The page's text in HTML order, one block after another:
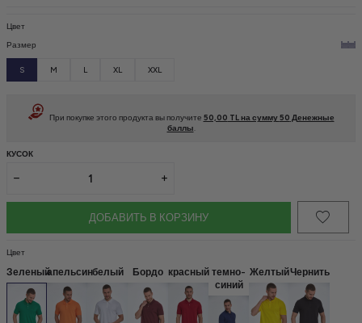
Цвет
Размер
S M L XL XXL
При покупке этого продукта вы получите 50,00 TL на сумму50 Денежные
баллы
КУСОК
ДОБАВИТЬ В КОРЗИНУ
Цвет
Зеленыйапельсинбелый Бордо красный темно-
синий
ЖелтыйЧернить